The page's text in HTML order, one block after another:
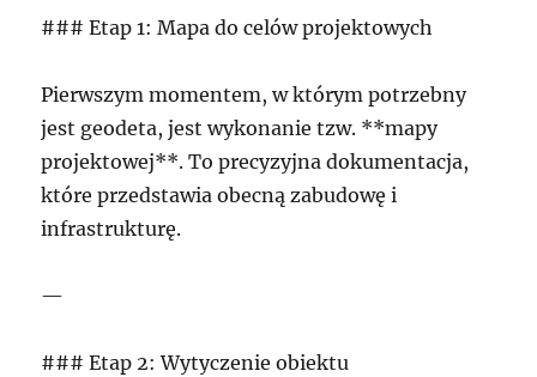
### Etap 1: Mapa do celów projektowych
Pierwszym momentem, w którym potrzebny
jest geodeta, jest wykonanie tzw. **mapy
projektowej**. To precyzyjna dokumentacja,
które przedstawia obecną zabudowę i
infrastrukturę.
—
### Etap 2: Wytyczenie obiektu